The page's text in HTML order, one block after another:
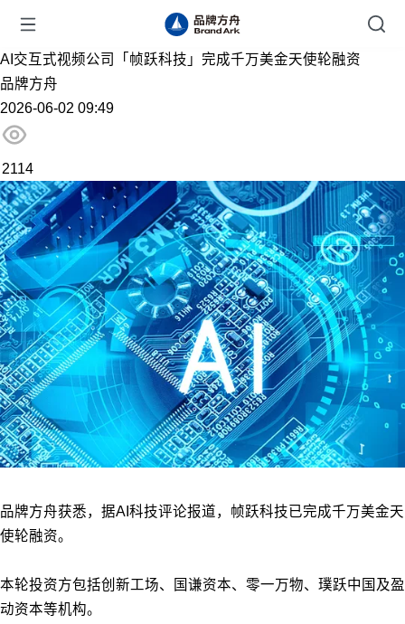
AI交互式视频公司「帧跃科技」完成千万美金天使轮融资
品牌方舟
2026-06-02 09:49
2114
品牌方舟获悉，据AI科技评论报道，帧跃科技已完成千万美金天
使轮融资。
本轮投资方包括创新工场、国谦资本、零一万物、璞跃中国及盈
动资本等机构。